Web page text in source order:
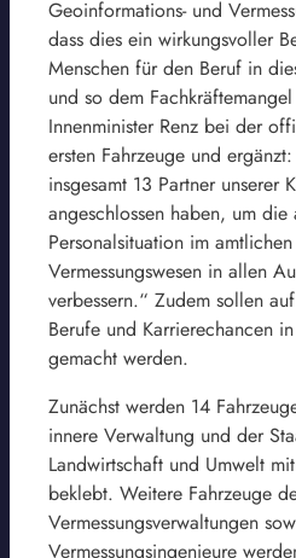
Geoinformations- und
dass dies ein wirkungsvoller
Menschen für den Beruf in
und so dem
Innenminister Renz bei der
ersten Fahrzeuge und
insgesamt 13 Partner unserer
angeschlossen haben, um die
Personalsituation im
Vermessungswesen in allen
verbessern.“ Zudem sollen
Berufe und Karrierechancen
gemacht werden.
Zunächst werden 14
innere Verwaltung und der
Landwirtschaft und Umwelt
beklebt. Weitere Fahrzeuge
Vermessungsverwaltungen
Vermessungsingenieure